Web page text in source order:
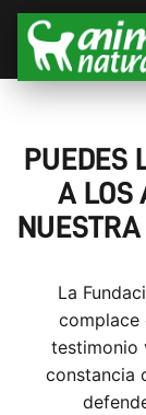
PUEDES
A LOS
La
complace
testimonio
constancia